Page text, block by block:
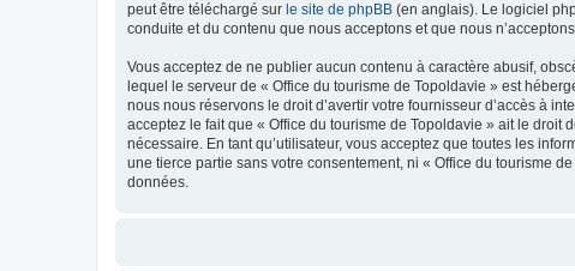
peut être téléchargé sur le site de phpBB (en anglais). Le logiciel
conduite et du contenu que nous acceptons et que nous
Vous acceptez de ne publier aucun contenu à caractère abusif,
lequel le serveur de « Office du tourisme de Topoldavie » est
nous nous réservons le droit d’avertir votre fournisseur d’accès à
acceptez le fait que « Office du tourisme de Topoldavie » ait le droit
nécessaire. En tant qu’utilisateur, vous acceptez que toutes les
une tierce partie sans votre consentement, ni « Office du tourisme
données.